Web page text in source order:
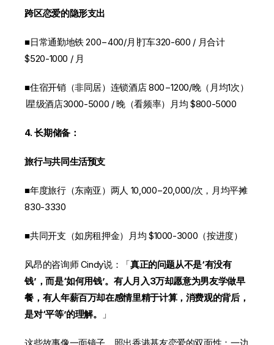
跨区恋爱的隐形支出
■日常通勤地铁 200−400/月∣打车320-600 / 月合计
$520-1000 / 月
■住宿开销（非同居）连锁酒店 800−1200/晚（月均1次）
∣星级酒店3000-5000 / 晚（看频率）月均 $800-5000
4. 长期储备：
旅行与共同生活预支
■年度旅行（东南亚）两人 10,000−20,000/次，月均平摊
830-3330
■共同开支（如房租押金）月均 $1000-3000（按进度）
风昂的咨询师 Cindy说：「真正的问题从不是‘有没有
钱’，而是‘如何用钱’。有人月入3万却愿意为男友学做早
餐，有人年薪百万却在感情里精于计算，消费观的背后，
是对‘平等’的理解。
」